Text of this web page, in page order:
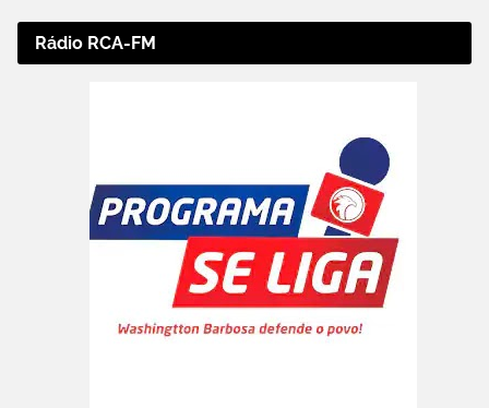
Rádio RCA-FM